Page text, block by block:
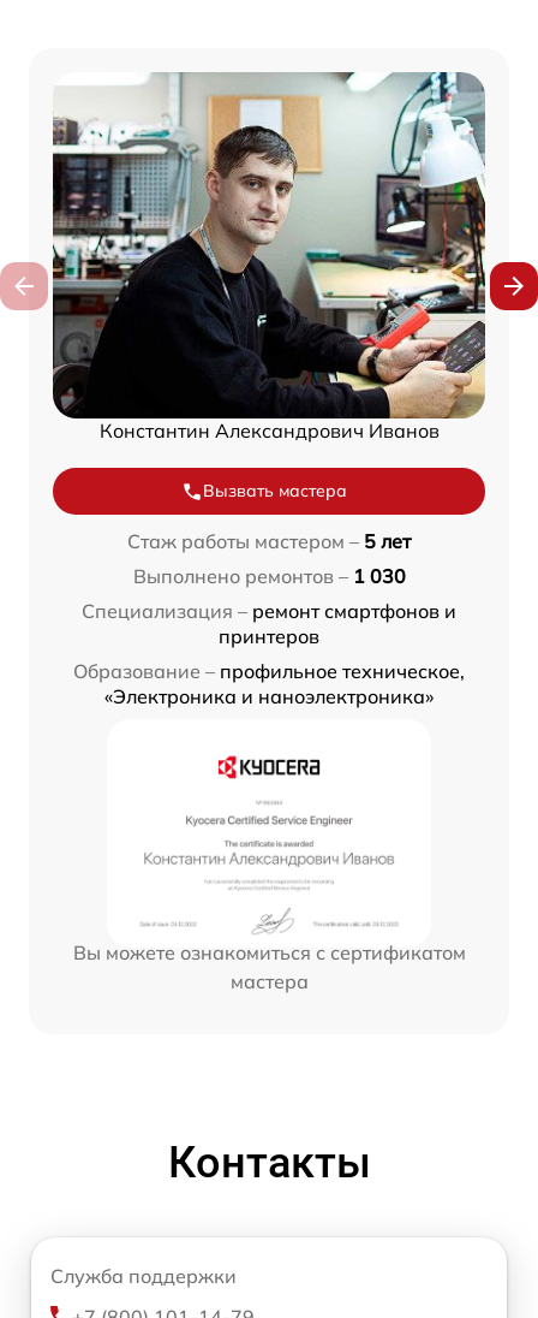
Константин Александрович Иванов
Вызвать мастера
Стаж работы мастером – 5 лет
Выполнено ремонтов – 1 030
Специализация – ремонт смартфонов и
принтеров
Образование – профильное техническое,
«Электроника и наноэлектроника»
Вы можете ознакомиться с сертификатом
мастера
Контакты
Служба поддержки